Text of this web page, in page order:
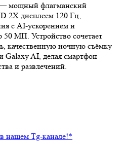
— мощный флагманский
2X дисплеем 120 Гц,
с AI-ускорением и
МП. Устройство сочетает
качественную ночную съёмку
Galaxy AI, делая смартфон
и развлечений.
нашем Tg-канале!*